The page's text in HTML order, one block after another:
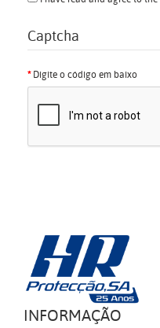
Captcha
Digite o código em baixo
INFORMAÇÃO